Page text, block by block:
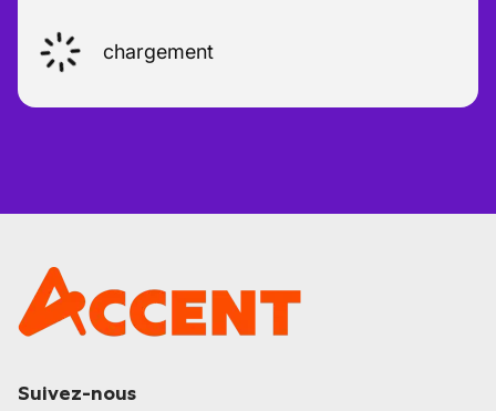
chargement
Suivez-nous